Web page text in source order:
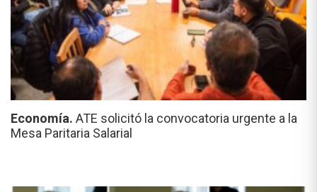
Economía. ATE solicitó la convocatoria urgente a la
Mesa Paritaria Salarial